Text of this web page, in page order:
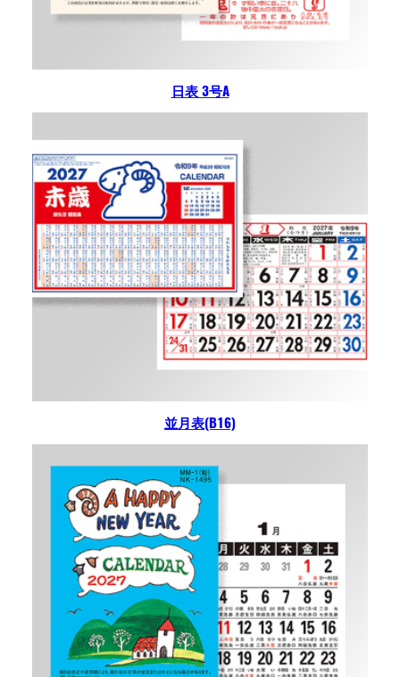
日表 3号A
並月表(B16)